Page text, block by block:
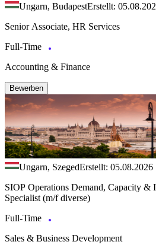
Ungarn, BudapestErstellt:
Senior Associate, HR Services
Full-Time
Accounting & Finance
Bewerben
Ungarn, SzegedErstellt: 05.08.2026
SIOP Operations Demand, Capacity &
Specialist (m/f diverse)
Full-Time
Sales & Business Development